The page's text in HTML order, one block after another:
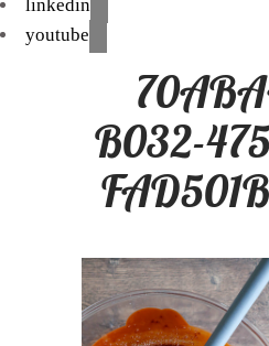
linkedin
youtube
B032-